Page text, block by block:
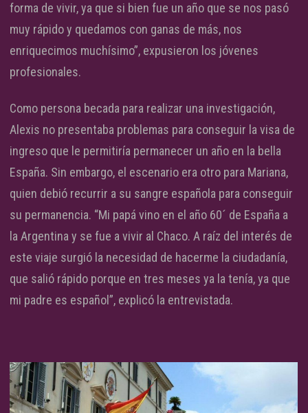
forma de vivir, ya que si bien fue un año que se nos pasó
muy rápido y quedamos con ganas de más, nos
enriquecimos muchísimo”, expusieron los jóvenes
profesionales.
Como persona becada para realizar una investigación,
Alexis no presentaba problemas para conseguir la visa de
ingreso que le permitiría permanecer un año en la bella
España. Sin embargo, el escenario era otro para Mariana,
quien debió recurrir a su sangre española para conseguir
su permanencia. “Mi papá vino en el año 60´ de España a
la Argentina y se fue a vivir al Chaco. A raíz del interés de
este viaje surgió la necesidad de hacerme la ciudadanía,
que salió rápido porque en tres meses ya la tenía, ya que
mi padre es español”, explicó la entrevistada.